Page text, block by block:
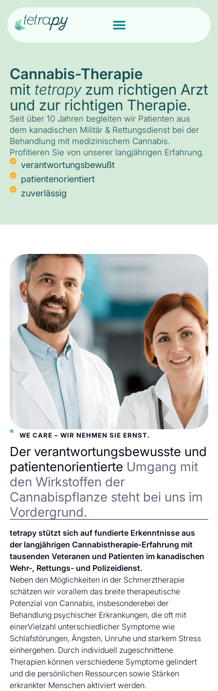
Cannabis-Therapie
mit tetrapyzum richtigen Arzt
und zur richtigen Therapie.
Seit über 10 Jahren begleiten wir Patienten aus
dem kanadischen Militär & Rettungsdienst bei der
Behandlung mit medizinischem Cannabis.
Profitieren Sie von unserer langjährigen Erfahrung.
verantwortungsbewußt
patientenorientiert
zuverlässig
WE CARE – WIR NEHMEN SIE ERNST.
Der verantwortungsbewusste und
patientenorientierte Umgang mit
den Wirkstoffen der
Cannabispflanze steht bei uns im
Vordergrund.
tetrapy stützt sich auf fundierte Erkenntnisse aus
der langjährigen Cannabistherapie-Erfahrung mit
tausenden Veteranen und Patienten im kanadischen
Wehr-, Rettungs- und Polizeidienst.
Neben den Möglichkeiten in der Schmerztherapie
schätzen wir vorallem das breite therapeutische
Potenzial von Cannabis, insbesonderebei der
Behandlung psychischer Erkrankungen, die oft mit
einerVielzahl unterschiedlicher Symptome wie
Schlafstörungen, Ängsten, Unruhe und starkem Stress
einhergehen. Durch individuell zugeschnittene
Therapien können verschiedene Symptome gelindert
und die persönlichen Ressourcen sowie Stärken
erkrankter Menschen aktiviert werden.